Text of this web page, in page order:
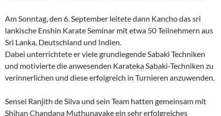
Am Sonntag, den 6. September leitete dann Kancho das sri
lankische Enshin Karate Seminar mit etwa 50 Teilnehmern aus
Sri Lanka, Deutschland und Indien.
Dabei unterrichtete er viele grundlegende Sabaki Techniken
und motivierte die anwesenden Karateka Sabaki-Techniken zu
verinnerlichen und diese erfolgreich in Turnieren anzuwenden.
Sensei Ranjith de Silva und sein Team hatten gemeinsam mit
Shihan Chandana Muthunayake ein sehr erfolgreiches